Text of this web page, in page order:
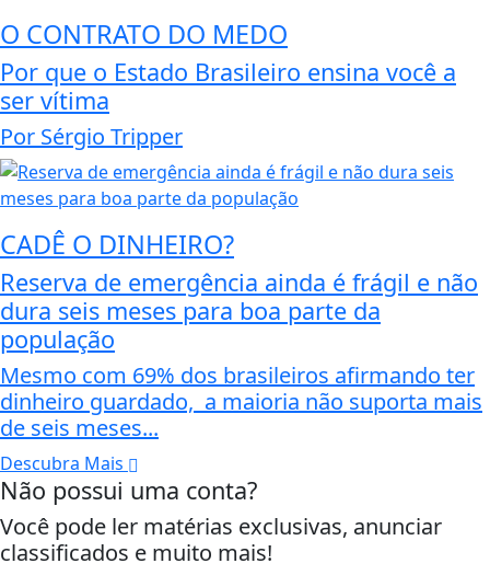
O CONTRATO DO MEDO
Por que o Estado Brasileiro ensina você a
ser vítima
Por Sérgio Tripper
CADÊ O DINHEIRO?
Reserva de emergência ainda é frágil e não
dura seis meses para boa parte da
população
Mesmo com 69% dos brasileiros afirmando ter
dinheiro guardado, a maioria não suporta mais
de seis meses...
Descubra Mais
Não possui uma conta?
Você pode ler matérias exclusivas, anunciar
classificados e muito mais!